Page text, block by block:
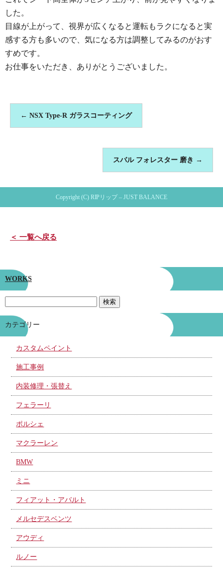
した。
目線が上がって、視界が広くなると運転もラクになると実
感する方も多いので、気になる方は調整してみるのがおす
すめです。
お仕事をいただき、ありがとうございました。
← NSX Type-R ガラスコーティング
スバル フォレスター 磨き →
Copyright (C) RIPリップ – JUST BALANCE
＜ 一覧へ戻る
WORKS
カテゴリー
カスタムペイント
施工事例
内装修理・張替え
フェラーリ
ポルシェ
マクラーレン
BMW
ミニ
フィアット・アバルト
メルセデスベンツ
アウディ
ルノー